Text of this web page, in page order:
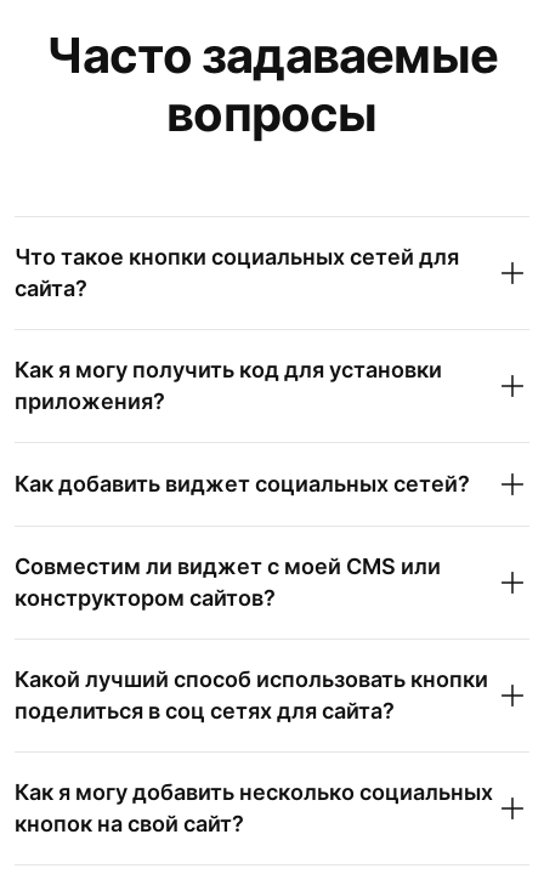
Часто задаваемые
вопросы
Что такое кнопки социальных сетей для
сайта?
Как я могу получить код для установки
приложения?
Как добавить виджет социальных сетей?
Совместим ли виджет с моей CMS или
конструктором сайтов?
Какой лучший способ использовать кнопки
поделиться в соц сетях для сайта?
Как я могу добавить несколько социальных
кнопок на свой сайт?